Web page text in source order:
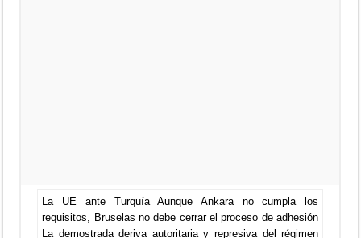
La UE ante Turquía Aunque Ankara no cumpla los
requisitos, Bruselas no debe cerrar el proceso de adhesión
La demostrada deriva autoritaria y represiva del régimen